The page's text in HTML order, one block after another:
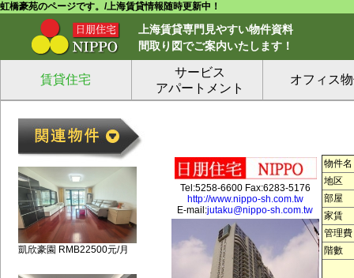
虹橋豪苑のページです。/上海賃貸情報随時更新中！
上海賃貸専門見やすい物件資料
間取り図でご案内いたします！
賃貸住宅
サービス
アパートメント
オフィス
凱欣豪園 RMB22500元/月
Tel:5258-6600 Fax:6283-5176
http://www.nippo-sh.com.tw
E-mail:jutaku@nippo-sh.com.tw
物件名
地区
部屋
家賃
管理費
階數